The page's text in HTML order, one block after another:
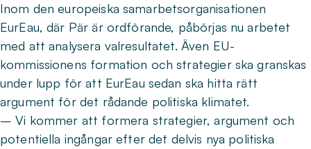
Inom den europeiska samarbetsorganisationen
EurEau, där Pär är ordförande, påbörjas nu arbetet
med att analysera valresultatet. Även EU-
kommissionens formation och strategier ska granskas
under lupp för att EurEau sedan ska hitta rätt
argument för det rådande politiska klimatet.
– Vi kommer att formera strategier, argument och
potentiella ingångar efter det delvis nya politiska